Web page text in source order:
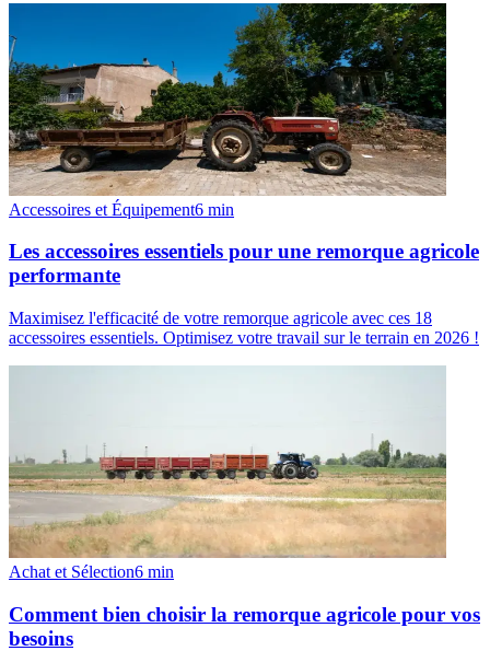
Accessoires et Équipement6 min
Les accessoires essentiels pour une remorque agricole
performante
Maximisez l'efficacité de votre remorque agricole avec ces 18
accessoires essentiels. Optimisez votre travail sur le terrain en 2026 !
Achat et Sélection6 min
Comment bien choisir la remorque agricole pour vos
besoins